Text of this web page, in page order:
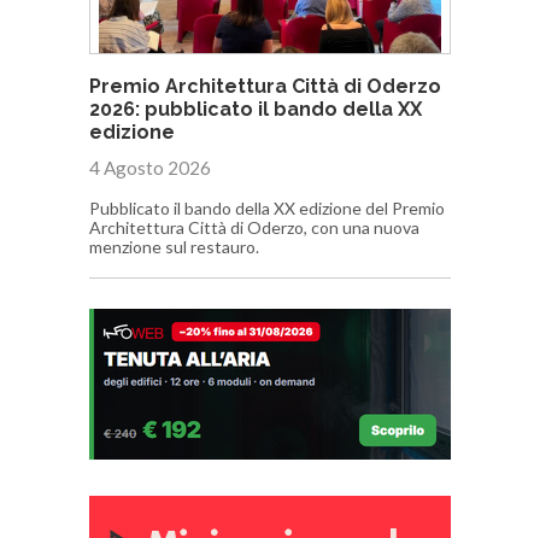
Premio Architettura Città di Oderzo
2026: pubblicato il bando della XX
edizione
4 Agosto 2026
Pubblicato il bando della XX edizione del Premio
Architettura Città di Oderzo, con una nuova
menzione sul restauro.